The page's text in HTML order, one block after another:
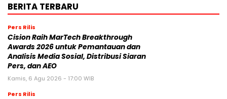
BERITA TERBARU
Pers Rilis
Cision Raih MarTech Breakthrough
Awards 2026 untuk Pemantauan dan
Analisis Media Sosial, Distribusi Siaran
Pers, dan AEO
Kamis, 6 Agu 2026 - 17:00 WIB
Pers Rilis